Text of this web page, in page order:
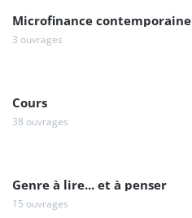
Microfinance contemporaine
3 ouvrages
Cours
38 ouvrages
Genre à lire... et à penser
15 ouvrages